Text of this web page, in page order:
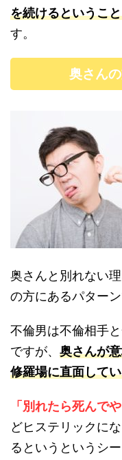
を続けるというこ
す。
奥さん
奥さんと別れない
の方にあるパターン
不倫男は不倫相手
ですが、 奥さんが
修羅場に直面して
「別れたら死んでや
どヒステリックに
るというというシ